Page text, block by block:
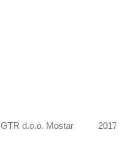
GTR d.o.o. Mostar 2017